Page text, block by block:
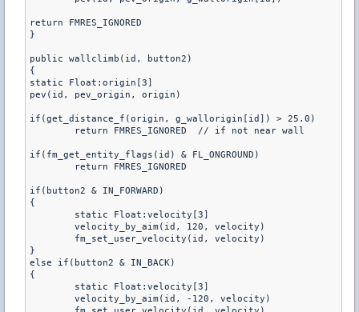
return FMRES_IGNORED
}
public wallclimb(id, button2)
{
static Float:origin[3]
pev(id, pev_origin, origin)
if(get_distance_f(origin, g_wallorigin[id]) > 25.0)
if(fm_get_entity_flags(id) & FL_ONGROUND)
if(button2 & IN_FORWARD)
{
}
else if(button2 & IN_BACK)
{